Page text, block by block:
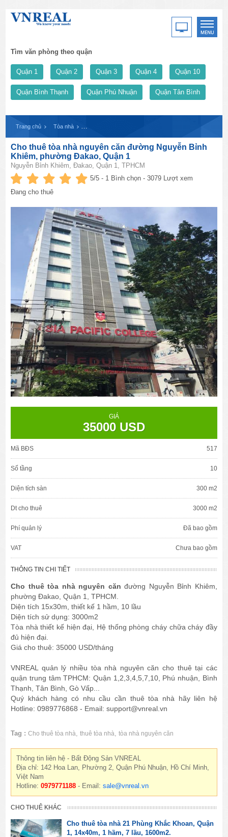
Tìm văn phòng theo quận
Quận 1 Quận 2 Quận 3 Quận 4 Quận 10
Quận Bình Thạnh Quận Phú Nhuận Quận Tân Bình
Trang chủ Tòa nhà
Cho thuê tòa nhà nguyên căn đường Nguyễn Bỉnh
Khiêm, phường Đakao, Quận 1
Nguyễn Bỉnh Khiêm, Đakao, Quận 1, TPHCM
5/5 - 1 Bình chọn - 3079 Lượt xem
Đang cho thuê
GIÁ
35000 USD
Mã BĐS 517
Số tầng 10
Diện tích sàn 300 m2
Dt cho thuê 3000 m2
Phí quản lý Đã bao gồm
VAT Chưa bao gồm
THÔNG TIN CHI TIẾT
Cho thuê tòa nhà nguyên căn đường Nguyễn Bỉnh Khiêm,
phường Đakao, Quận 1, TPHCM.
Diện tích 15x30m, thiết kế 1 hầm, 10 lầu
Diện tích sử dụng: 3000m2
Tòa nhà thiết kế hiện đại, Hệ thống phòng cháy chữa cháy đầy
đủ hiện đại.
Giá cho thuê: 35000 USD/tháng
VNREAL quản lý nhiều tòa nhà nguyên căn cho thuê tại các
quận trung tâm TPHCM: Quận 1,2,3,4,5,7,10, Phú nhuận, Bình
Thạnh, Tân Bình, Gò Vấp...
Quý khách hàng có nhu cầu cần thuê tòa nhà hãy liên hệ
Hotline: 0989776868 - Email: support@vnreal.vn
Tag : Cho thuê tòa nhà ,thuê tòa nhà ,tòa nhà nguyên căn
Thông tin liên hệ - Bất Động Sản VNREAL
Địa chỉ: 142 Hoa Lan, Phường 2, Quận Phú Nhuận, Hồ Chí Minh,
Việt Nam
Hotline:0979771188 - Email:sale@vnreal.vn
CHO THUÊ KHÁC
Cho thuê tòa nhà 21 Phùng Khắc Khoan, Quận
1, 14x40m, 1 hầm, 7 lầu, 1600m2.